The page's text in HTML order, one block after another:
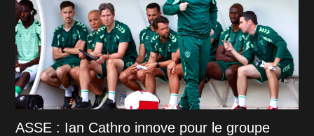
ASSE : Ian Cathro innove pour le groupe